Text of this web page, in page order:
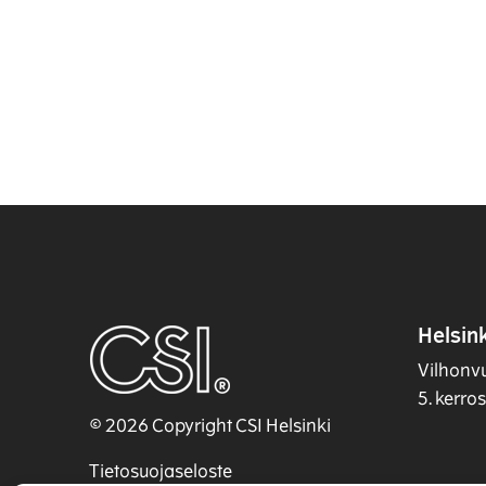
© 2026 Copyright CSI Helsinki
Tietosuojaseloste
5.